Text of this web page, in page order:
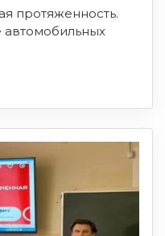
протяженность.